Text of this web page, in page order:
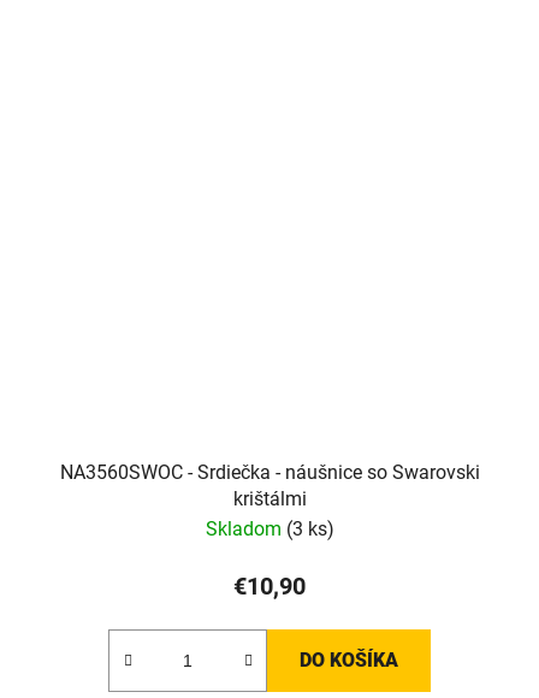
NA3560SWOC - Srdiečka - náušnice so Swarovski
krištálmi
Skladom (3 ks)
€10,90
DO KOŠÍKA